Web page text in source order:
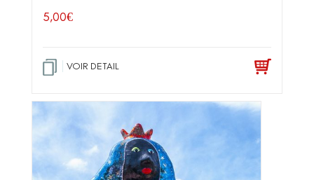
5,00€
VOIR DETAIL